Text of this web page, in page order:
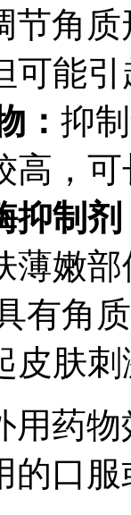
节角
可能
： 抑
高，
抑制剂
薄嫩
有角
皮肤
用药
的口